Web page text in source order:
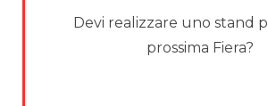
Devi realizzare uno stand
prossima Fiera?